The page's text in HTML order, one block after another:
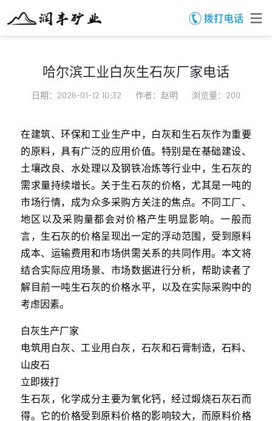
哈尔滨工业白灰生石灰厂家电话
日期：2026-01-12 10:32 作者：赵明 浏览量：200
在建筑、环保和工业生产中，白灰和生石灰作为重要
的原料，具有广泛的应用价值。特别是在基础建设、
土壤改良、水处理以及钢铁冶炼等行业中，生石灰的
需求量持续增长。关于生石灰的价格，尤其是一吨的
市场行情，成为众多采购方关注的焦点。不同工厂、
地区以及采购量都会对价格产生明显影响。一般而
言，生石灰的价格呈现出一定的浮动范围，受到原料
成本、运输费用和市场供需关系的共同作用。本文将
结合实际应用场景、市场数据进行分析，帮助读者了
解目前一吨生石灰的价格水平，以及在实际采购中的
考虑因素。
白灰生产厂家
电筑用白灰、工业用白灰，石灰和石膏制造，石料、
山皮石
立即拨打
生石灰，化学成分主要为氧化钙，经过煅烧石灰石而
得。它的价格受到原料价格的影响较大，而原料价格